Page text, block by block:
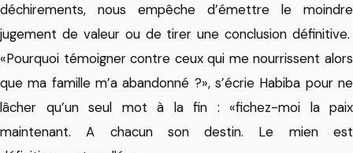
déchirements, nous empêche d’émettre le moindre
jugement de valeur ou de tirer une conclusion définitive.
«Pourquoi témoigner contre ceux qui me nourrissent alors
que ma famille m’a abandonné ?», s’écrie Habiba pour ne
lâcher qu’un seul mot à la fin : «fichez-moi la paix
maintenant. A chacun son destin. Le mien est